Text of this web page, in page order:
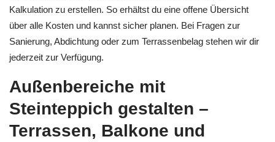
Kalkulation zu erstellen. So erhältst du eine offene Übersicht
über alle Kosten und kannst sicher planen. Bei Fragen zur
Sanierung, Abdichtung oder zum Terrassenbelag stehen wir dir
jederzeit zur Verfügung.
Außenbereiche mit
Steinteppich gestalten –
Terrassen, Balkone und